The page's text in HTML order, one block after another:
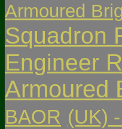
Armoured
Squadron
Engineer
Armoured
BAOR (UK)